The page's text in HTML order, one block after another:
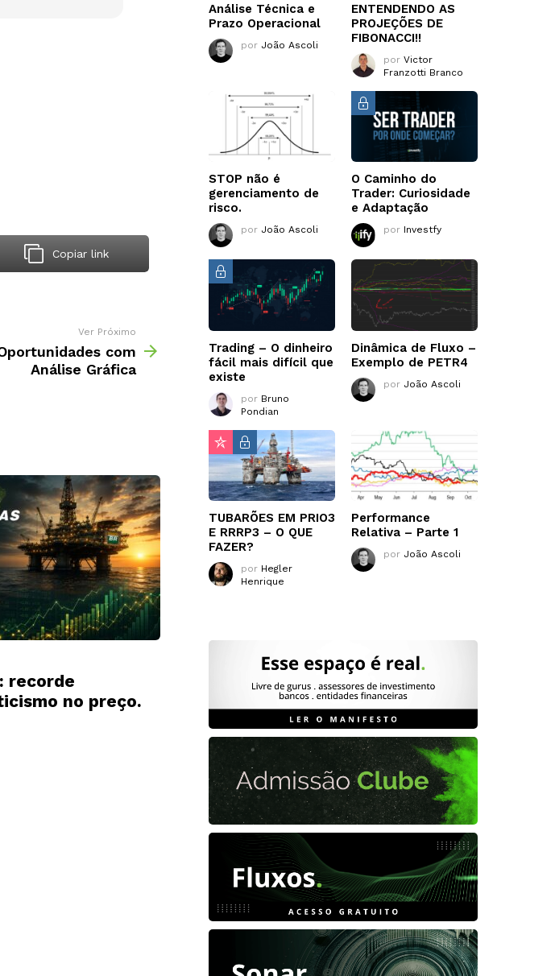
Copiar link
Ver Próximo
com
Análise Gráfica
recorde
no preço.
Análise Técnica e
Prazo Operacional
por João Ascoli
ENTENDENDO AS
PROJEÇÕES DE
FIBONACCI!!
por Victor
Franzotti Branco
STOP não é
gerenciamento de
risco.
por João Ascoli
O Caminho do
Trader: Curiosidade
e Adaptação
por Investfy
Trading – O dinheiro
fácil mais difícil que
existe
por Bruno
Pondian
Dinâmica de Fluxo –
Exemplo de PETR4
por João Ascoli
TUBARÕES EM PRIO3
E RRRP3 – O QUE
FAZER?
por Hegler
Henrique
Performance
Relativa – Parte 1
por João Ascoli